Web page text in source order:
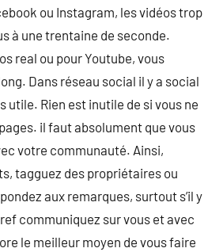
ou Instagram, les vidéos trop
à une trentaine de seconde.
real ou pour Youtube, vous
Dans réseau social il y a social
utile. Rien est inutile de si vous ne
il faut absolument que vous
votre communauté. Ainsi,
tagguez des propriétaires ou
aux remarques, surtout s’il y
communiquez sur vous et avec
le meilleur moyen de vous faire